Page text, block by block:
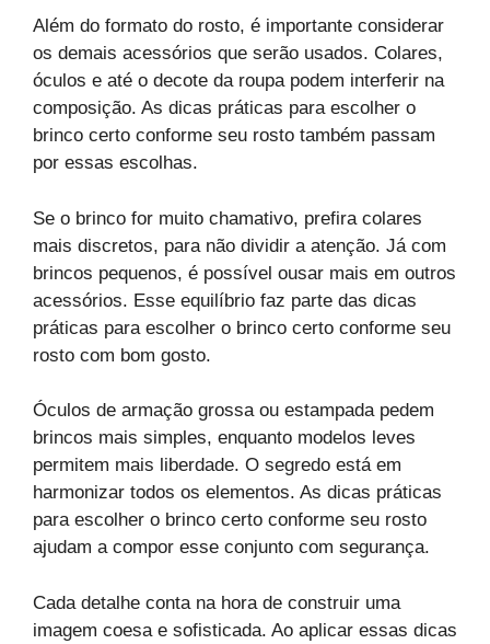
Além do formato do rosto, é importante considerar
os demais acessórios que serão usados. Colares,
óculos e até o decote da roupa podem interferir na
composição. As dicas práticas para escolher o
brinco certo conforme seu rosto também passam
por essas escolhas.
Se o brinco for muito chamativo, prefira colares
mais discretos, para não dividir a atenção. Já com
brincos pequenos, é possível ousar mais em outros
acessórios. Esse equilíbrio faz parte das dicas
práticas para escolher o brinco certo conforme seu
rosto com bom gosto.
Óculos de armação grossa ou estampada pedem
brincos mais simples, enquanto modelos leves
permitem mais liberdade. O segredo está em
harmonizar todos os elementos. As dicas práticas
para escolher o brinco certo conforme seu rosto
ajudam a compor esse conjunto com segurança.
Cada detalhe conta na hora de construir uma
imagem coesa e sofisticada. Ao aplicar essas dicas